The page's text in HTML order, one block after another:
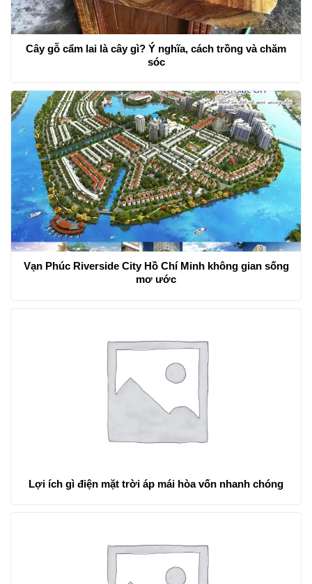
Cây gỗ cẩm lai là cây gì? Ý nghĩa, cách trồng và chăm
sóc
Vạn Phúc Riverside City Hồ Chí Minh không gian sống
mơ ước
Lợi ích gì điện mặt trời áp mái hòa vốn nhanh chóng